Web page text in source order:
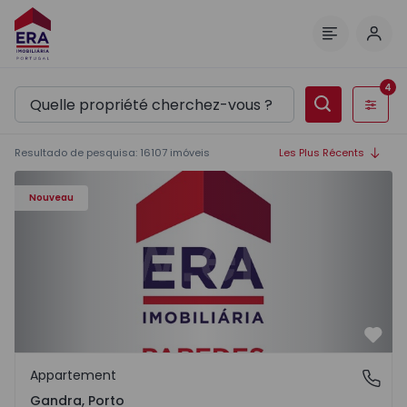
Filtres
4
Resultado de pesquisa: 16107 imóveis Les Plus Récents
Nouveau
Appartement T0 Paredes, Gandra - 1575265 - 1
Gandra, Porto
Appartement
Gandra, Porto